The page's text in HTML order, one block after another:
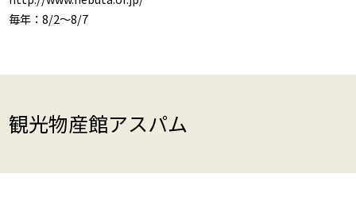
毎年：8/2～8/7
観光物産館アスパム